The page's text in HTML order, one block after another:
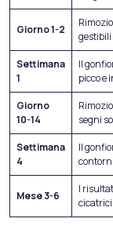
Giorno 1-2
Settimana
1
Il
picco e
Giorno
10-14
segni
Settimana
4
Il
Mese 3-6
I